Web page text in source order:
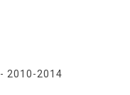
- 2010-2014